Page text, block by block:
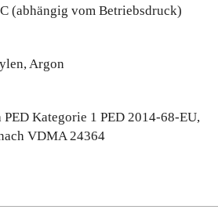
(abhängig vom Betriebsdruck)
Argon
Kategorie 1 PED 2014-68-EU,
VDMA 24364